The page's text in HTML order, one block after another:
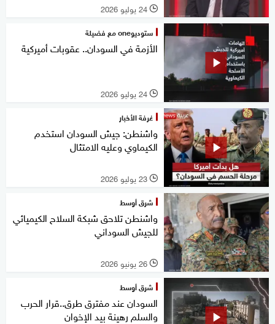
l 24 يوليو 2026
ستوديوone مع فضيلة
الأزمة في السودان.. عقوبات أميركية
l 24 يوليو 2026
غرفة الأخبار
واشنطن: جيش السودان استخدم
الكيماوي وعليه الامتثال
l 23 يوليو 2026
شرق أوسط
واشنطن تلاحق شبكة السلاح الكيميائي
للجيش السوداني
l 26 يونيو 2026
شرق أوسط
السودان عند مفترق طرق..قرار الحرب
والسلم رهينة بيد الإخوان